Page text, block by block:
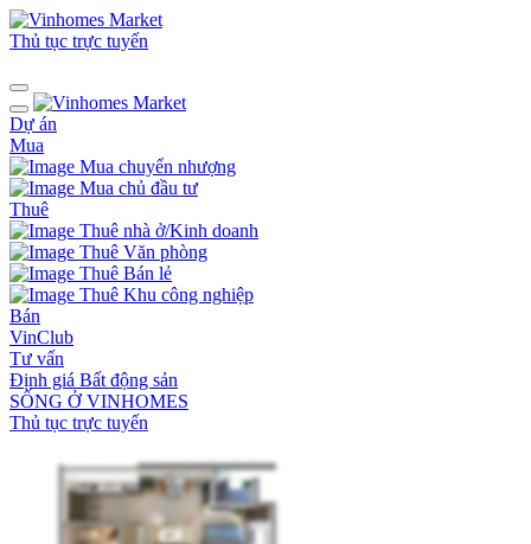
Thủ tục trực tuyến
Dự án
Mua
Mua chuyển nhượng
Mua chủ đầu tư
Thuê
Thuê nhà ở/Kinh doanh
Thuê Văn phòng
Thuê Bán lẻ
Thuê Khu công nghiệp
Bán
VinClub
Tư vấn
Định giá Bất động sản
SỐNG Ở VINHOMES
Thủ tục trực tuyến